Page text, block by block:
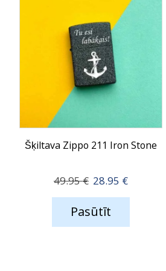
Šķiltava Zippo 211 Iron Stone
49.95€ Original
price
was:
49.95 €.
28.95 €Current
price
28.95 €.
Pasūtīt